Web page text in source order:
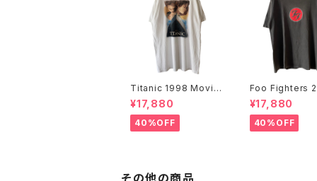
Titanic 1998 Movie
Promo Tee White
¥17,880
40%OFF
Foo Fighters
FF Logo Band
¥17,880
40%OFF